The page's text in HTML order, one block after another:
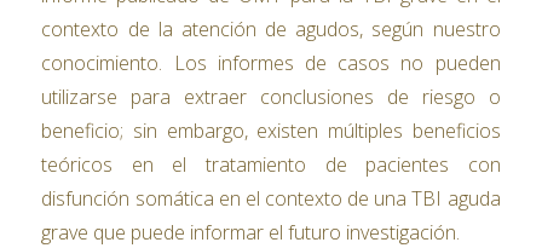
contexto de la atención de agudos, según nuestro
conocimiento. Los informes de casos no pueden
utilizarse para extraer conclusiones de riesgo o
beneficio; sin embargo, existen múltiples beneficios
teóricos en el tratamiento de pacientes con
disfunción somática en el contexto de una TBI aguda
grave que puede informar el futuro investigación.